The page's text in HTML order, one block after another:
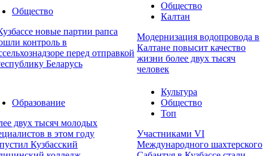
Общество
новые партии рапса
контроль в
перед отправкой
Беларусь
Общество
Калтан
Модернизация водопровода в
Калтане повысит качество
жизни более двух тысяч
человек
Образование
двух тысяч молодых
в этом году
Кузбасский
Культура
Общество
Топ
Участниками VI
Международного шахтерского